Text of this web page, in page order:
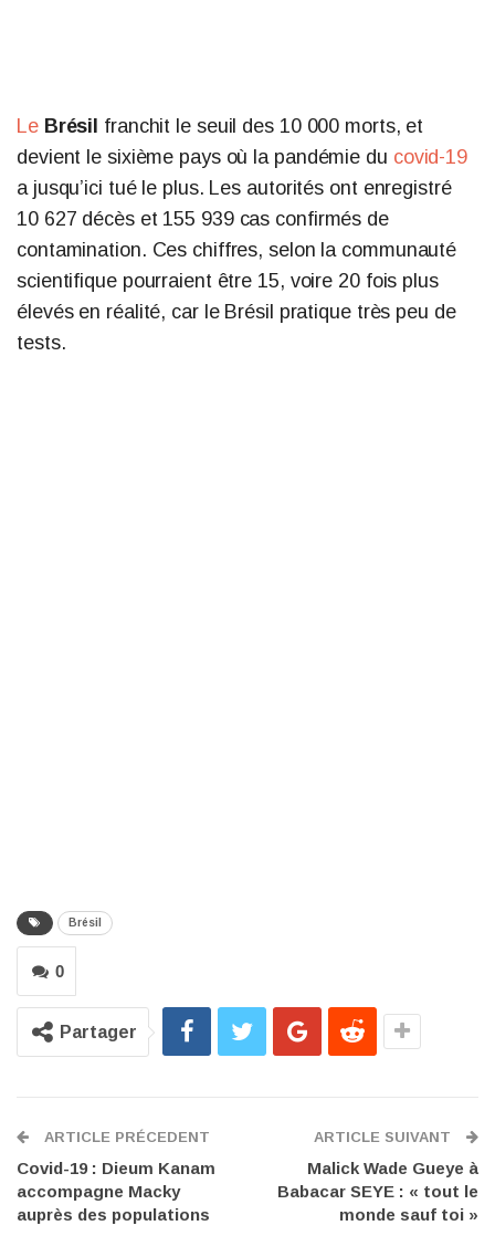
Le Brésil franchit le seuil des 10 000 morts, et
devient le sixième pays où la pandémie du covid-19
a jusqu’ici tué le plus. Les autorités ont enregistré
10 627 décès et 155 939 cas confirmés de
contamination. Ces chiffres, selon la communauté
scientifique pourraient être 15, voire 20 fois plus
élevés en réalité, car le Brésil pratique très peu de
tests.
Brésil
0
Partager
ARTICLE PRÉCEDENT
Covid-19 : Dieum Kanam
accompagne Macky
auprès des populations
ARTICLE SUIVANT
Malick Wade Gueye à
Babacar SEYE : « tout le
monde sauf toi »